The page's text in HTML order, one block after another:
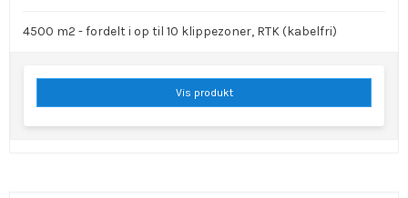
4500 m2 - fordelt i op til 10 klippezoner, RTK (kabelfri)
Vis produkt